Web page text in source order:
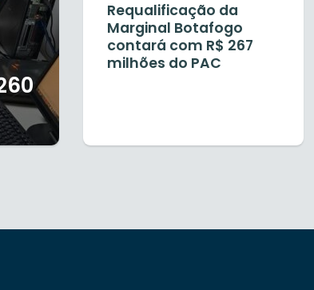
Requalificação da
Marginal Botafogo
contará com R$ 267
milhões do PAC